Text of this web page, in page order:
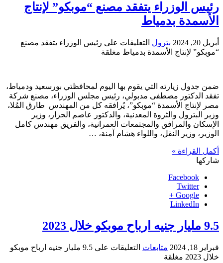
رئيس الوزراء يتفقد مصنع “موبكو” لإنتاج
الأسمدة بدمياط
أبريل 20, 2024 بترول التعليقات على رئيس الوزراء يتفقد مصنع
“موبكو” لإنتاج الأسمدة بدمياط مغلقة
ضمن جدول زيارته التي يقوم بها اليوم لمحافظتي بورسعيد ودمياط،
تفقد الدكتور مصطفى مدبولي، رئيس مجلس الوزراء، مصنع شركة
مصر لإنتاج الأسمدة “موبكو”، يُرافقه كل من المهندس طارق المُلا،
وزير البترول والثروة المعدنية، والدكتور عاصم الجزار، وزير
الإسكان والمرافق والمجتمعات العمرانية، والفريق مهندس كامل
الوزير، وزير النقل، واللواء هشام آمنة، …
أكمل القراءة »
شاركها
Facebook
Twitter
Google +
LinkedIn
9.5 مليار جنيه ارباح موبكو خلال 2023
فبراير 18, 2024 متابعات التعليقات
على 9.5 مليار جنيه ارباح موبكو
خلال 2023 مغلقة